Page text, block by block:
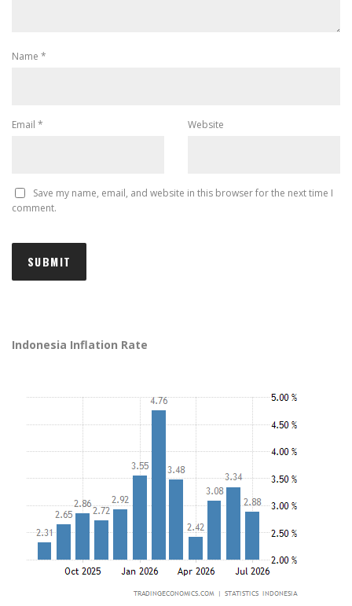
Name *
Email * Website
Save my name, email, and website in this browser for the next time I
comment.
Indonesia Inflation Rate